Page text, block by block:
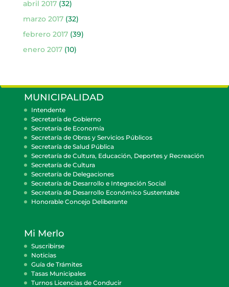
abril 2017(32)
marzo 2017(32)
febrero 2017(39)
enero 2017(10)
MUNICIPALIDAD
Intendente
Secretaría de Gobierno
Secretaría de Economía
Secretaría de Obras y Servicios Públicos
Secretaría de Salud Pública
Secretaría de Cultura, Educación, Deportes y Recreación
Secretaría de Cultura
Secretaría de Delegaciones
Secretaría de Desarrollo e Integración Social
Secretaría de Desarrollo Económico Sustentable
Honorable Concejo Deliberante
Mi Merlo
Suscribirse
Noticias
Guía de Trámites
Tasas Municipales
Turnos Licencias de Conducir